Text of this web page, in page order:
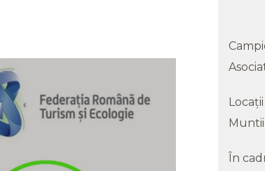
Muntii
În